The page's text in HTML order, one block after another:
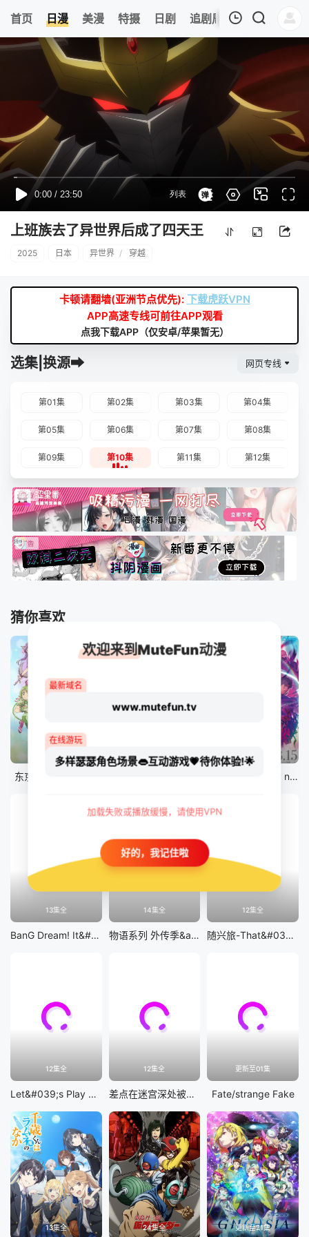
首页 日漫 美漫 特摄 日剧 追剧周表 今日更新
我的观影记录
暂无观看影片的记录
上班族去了异世界后成了四天王
2025 日本 异世界 / 穿越
卡顿请翻墙(亚洲节点优先): 下载虎跃VPN
APP高速专线可前往APP观看
点我下载APP（仅安卓/苹果暂无）
选集|换源➡ 网页专线
第01集 第02集 第03集 第04集
第05集 第06集 第07集 第08集
第09集 第10集 第11集 第12集
猜你喜欢
12集全
东京猫猫 NEW～♡ 剧场版 Fate/stay night [Heaven&#039;s Feel] III.spring song
13集全
BanG Dream! It&#039;s MyGO!!!!!
14集全
物语系列 外传季&amp;怪物季
12集全
随兴旅-That&#039;s Journey-
12集全
Let&#039;s Play 充满挑战的人生
12集全
差点在迷宫深处被信任的伙伴杀掉，但靠着天赐技能「无限扭蛋」获得等级9999的伙伴，我要向前队友和世界展开复仇&amp;「给他们好看！」
更新至01集
Fate/strange Fake
13集全 24集全 更新至21集
欢迎来到MuteFun动漫
最新域名
www.mutefun.tv
在线游玩
多样瑟瑟角色场景👄互动游戏💗待你体验!🌟
加载失败或播放缓慢，请使用VPN
好的，我记住啦